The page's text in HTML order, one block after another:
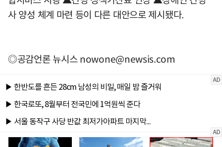
사 양성 체계 마련 등이 다른 대안으로 제시됐다.
◎공감언론 뉴시스nowone@newsis.com